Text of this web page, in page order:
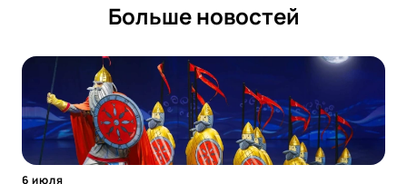
Больше новостей
6 июля